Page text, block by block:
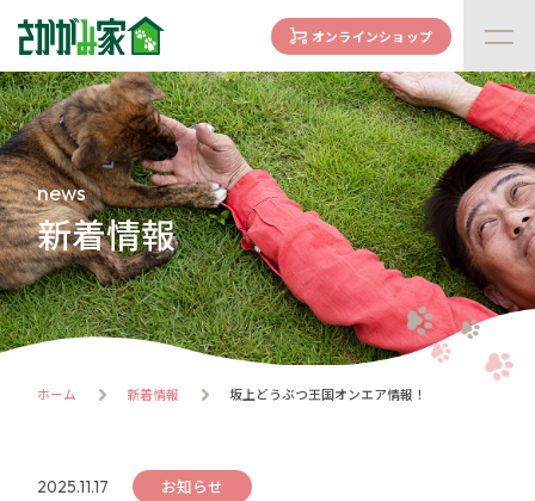
concept
さかがみ家の想い
family
家族になる前に
dogs
わんわん一覧
cats
にゃんにゃん一覧
譲渡までの流れ
ハウス紹介
オンラインショップ
news
新着情報
ホーム 新着情報 坂上どうぶつ王国オンエア情報！
2025.11.17 お知らせ